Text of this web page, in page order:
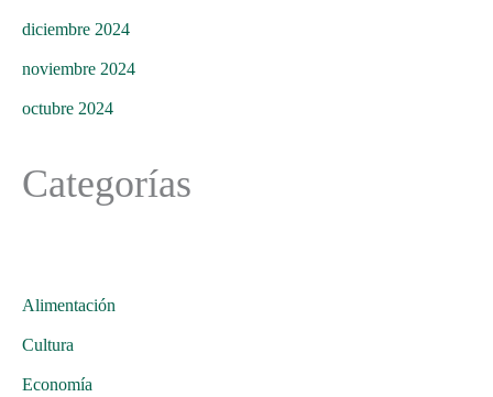
diciembre 2024
noviembre 2024
octubre 2024
Categorías
Alimentación
Cultura
Economía